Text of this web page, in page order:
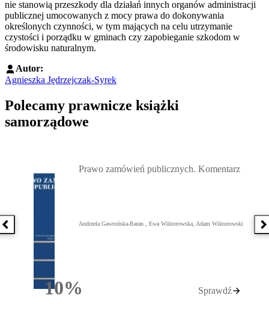
nie stanowią przeszkody dla działań innych organów administracji
publicznej umocowanych z mocy prawa do dokonywania
określonych czynności, w tym mających na celu utrzymanie
czystości i porządku w gminach czy zapobieganie szkodom w
środowisku naturalnym.
Autor:
Agnieszka Jędrzejczak-Syrek
Polecamy prawnicze książki
samorządowe
Poprzednia książka
10%Rabatu
Prawo zamówień publicznych. Komentarz
Andrzela Gawrońska-Baran , Ewa Wiktorowska, Adam Wiktorowski
Sprawdź